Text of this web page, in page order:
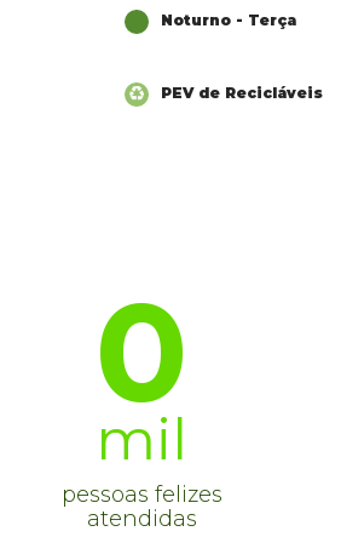
Noturno - Terça
PEV de Recicláveis
0
mil
pessoas felizes
atendidas